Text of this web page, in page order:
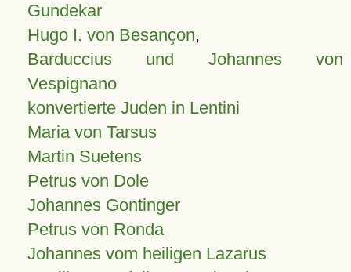
Gundekar
Hugo I. von Besançon,
Barduccius und Johannes von
Vespignano
konvertierte Juden in Lentini
Maria von Tarsus
Martin Suetens
Petrus von Dole
Johannes Gontinger
Petrus von Ronda
Johannes vom heiligen Lazarus